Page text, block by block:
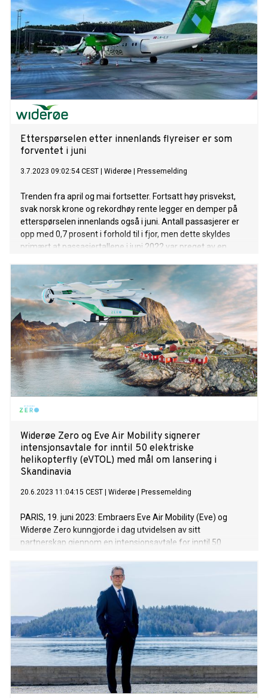
Etterspørselen etter innenlands flyreiser er som
forventet i juni
3.7.2023 09:02:54 CEST Widerøe Pressemelding
Trenden fra april og mai fortsetter. Fortsatt høy prisvekst,
svak norsk krone og rekordhøy rente legger en demper på
etterspørselen innenlands også i juni. Antall passasjerer er
opp med 0,7 prosent i forhold til i fjor, men dette skyldes
primært at passasjertallene i juni 2022 var preget av en
fra april/mai fortsetter imidlertid inn i juni, med noe færre
passasjerer enn vi så i 2022.
Widerøe Zero og Eve Air Mobility signerer
intensjonsavtale for inntil 50 elektriske
helikopterfly (eVTOL) med mål om lansering i
Skandinavia
20.6.2023 11:04:15 CEST Widerøe Pressemelding
PARIS, 19. juni 2023: Embraers Eve Air Mobility (Eve) og
Widerøe Zero kunngjorde i dag utvidelsen av sitt
partnerskap gjennom en intensjonsavtale for inntil 50
milepæl i Widerøe Zeros arbeid mot en utslippsfri luftfart,
som ett av flere aktuelle nullutslippsfly for Norge.